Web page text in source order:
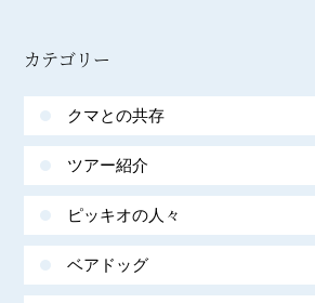
カテゴリー
クマとの共存
ツアー紹介
ピッキオの人々
ベアドッグ